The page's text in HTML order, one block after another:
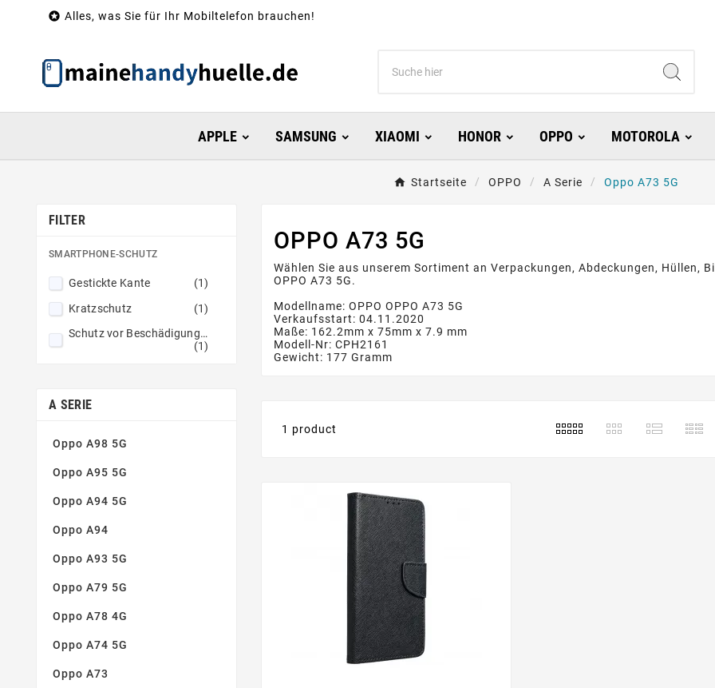
 Alles, was Sie für Ihr Mobiltelefon brauchen!
APPLE SAMSUNG XIAOMI HONOR OPPO MOTOROLA
Startseite OPPO A Serie Oppo A73 5G
FILTER
SMARTPHONE-SCHUTZ
Gestickte Kante
(1)
Kratzschutz
(1)
Schutz vor Beschädigungen
(1)
A SERIE
Oppo A98 5G
Oppo A95 5G
Oppo A94 5G
Oppo A94
Oppo A93 5G
Oppo A79 5G
Oppo A78 4G
Oppo A74 5G
Oppo A73
OPPO A73 5G
Wählen Sie aus unserem Sortiment an Verpackungen, Abdeckungen, Hüllen,
OPPO A73 5G.
Modellname: OPPO OPPO A73 5G
Verkaufsstart: 04.11.2020
Maße: 162.2mm x 75mm x 7.9 mm
Modell-Nr: CPH2161
Gewicht: 177 Gramm
1 product